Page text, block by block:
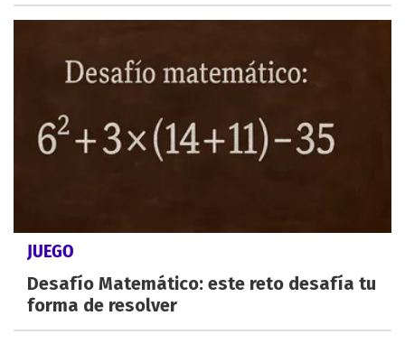
JUEGO
Desafío Matemático: este reto desafía tu
forma de resolver